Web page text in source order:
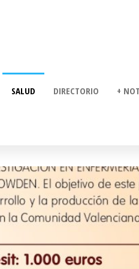
SALUD DIRECTORIO +